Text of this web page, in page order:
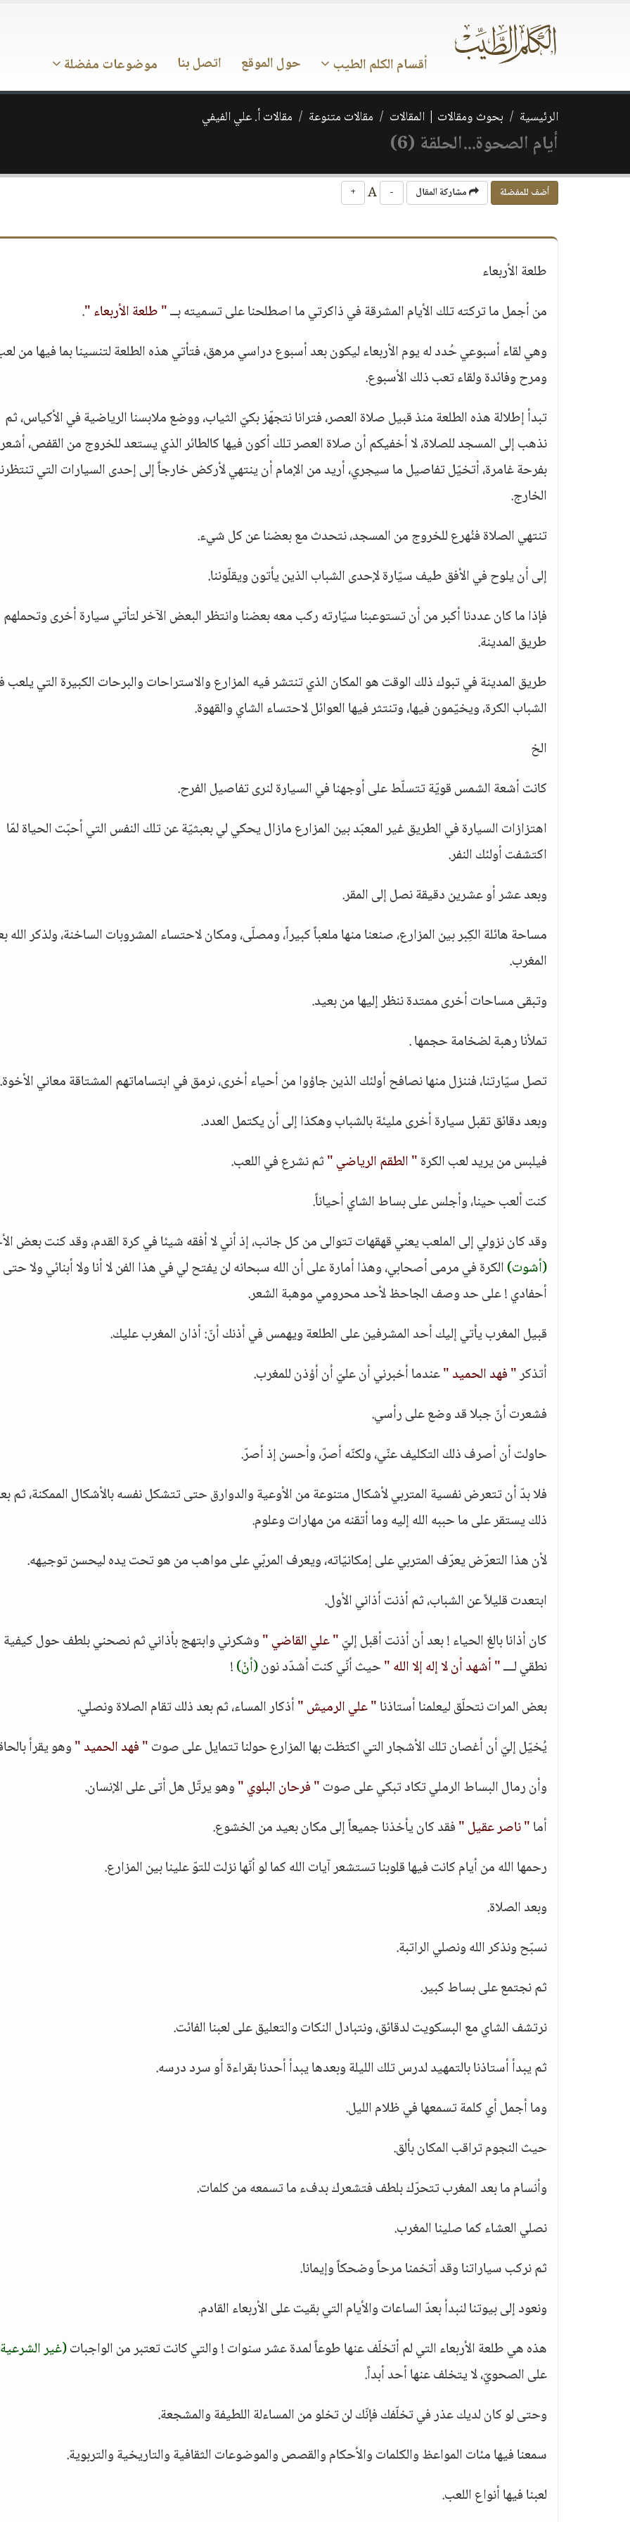
أقسام الكلم الطيب حول الموقع اتصل بنا موضوعات مفضلة
الرئيسية بحوث ومقالات | المقالات مقالات متنوعة مقالات أ. علي الفيفي
أيام الصحوة...الحلقة (6)
أضف للمفضلة مشاركة المقال -
+
طلعة الأربعاء
من أجمل ما تركته تلك الأيام المشرقة في ذاكرتي ما اصطلحنا على تسميته بــ" طلعة الأربعاء ".
وهي لقاء أسبوعي حُدد له يوم الأربعاء ليكون بعد أسبوع دراسي مرهق، فتأتي هذه الطلعة لتنسينا بما فيها من
ومرح وفائدة ولقاء تعب ذلك الأسبوع.
تبدأ إطلالة هذه الطلعة منذ قبيل صلاة العصر، فترانا نتجهّز بكيّ الثياب، ووضع ملابسنا الرياضية في الأكياس، ثم
نذهب إلى المسجد للصلاة، لا أخفيكم أن صلاة العصر تلك أكون فيها كالطائر الذي يستعد للخروج من القفص، أشعر
بفرحة غامرة، أتخيّل تفاصيل ما سيجري، أريد من الإمام أن ينتهي لأركض خارجاً إلى إحدى السيارات التي
الخارج.
تنتهي الصلاة فنُهرع للخروج من المسجد، نتحدث مع بعضنا عن كل شيء.
إلى أن يلوح في الأفق طيف سيّارة لإحدى الشباب الذين يأتون ويقلّوننا.
فإذا ما كان عددنا أكبر من أن تستوعبنا سيّارته ركب معه بعضنا وانتظر البعض الآخر لتأتي سيارة أخرى وتحملهم
طريق المدينة.
طريق المدينة في تبوك ذلك الوقت هو المكان الذي تنتشر فيه المزارع والاستراحات والبرحات الكبيرة التي يلعب
الشباب الكرة، ويخيّمون فيها، وتنتثر فيها العوائل لاحتساء الشاي والقهوة.
الخ
كانت أشعة الشمس قويّة تتسلّط على أوجهنا في السيارة لنرى تفاصيل الفرح.
اهتزازات السيارة في الطريق غير المعبّد بين المزارع مازال يحكي لي بعبثيّة عن تلك النفس التي أحبّت الحياة لمّا
اكتشفت أولئك النفر.
وبعد عشر أو عشرين دقيقة نصل إلى المقر.
مساحة هائلة الكِبر بين المزارع، صنعنا منها ملعباً كبيراً، ومصلّى، ومكان لاحتساء المشروبات الساخنة، ولذكر الله
المغرب.
وتبقى مساحات أخرى ممتدة ننظر إليها من بعيد.
تملأنا رهبة لضخامة حجمها .
تصل سيّارتنا، فننزل منها نصافح أولئك الذين جاؤوا من أحياء أخرى، نرمق في ابتساماتهم المشتاقة معاني الأخوة.
وبعد دقائق تقبل سيارة أخرى مليئة بالشباب وهكذا إلى أن يكتمل العدد.
فيلبس من يريد لعب الكرة" الطقم الرياضي "ثم نشرع في اللعب.
كنت ألعب حينا، وأجلس على بساط الشاي أحياناً.
وقد كان نزولي إلى الملعب يعني قهقهات تتوالى من كل جانب، إذ أني لا أفقه شيئا في كرة القدم، وقد كنت بعض
(أشوت)الكرة في مرمى أصحابي، وهذا أمارة على أن الله سبحانه لن يفتح لي في هذا الفن لا أنا ولا أبنائي ولا حتى
أحفادي ! على حد وصف الجاحظ لأحد محرومي موهبة الشعر.
قبيل المغرب يأتي إليك أحد المشرفين على الطلعة ويهمس في أذنك أنّ: أذان المغرب عليك.
أتذكر" فهد الحميد "عندما أخبرني أن عليّ أن أؤذن للمغرب.
فشعرت أنّ جبلا قد وضع على رأسي.
حاولت أن أصرف ذلك التكليف عنّي، ولكنّه أصرّ، وأحسن إذ أصرّ.
فلا بدّ أن تتعرض نفسية المتربي لأشكال متنوعة من الأوعية والدوارق حتى تتشكل نفسه بالأشكال الممكنة، ثم
ذلك يستقر على ما حببه الله إليه وما أتقنه من مهارات وعلوم.
لأن هذا التعرّض يعرّف المتربي على إمكانيّاته، ويعرف المربّي على مواهب من هو تحت يده ليحسن توجيهه.
ابتعدت قليلاً عن الشباب، ثم أذنت أذاني الأول.
كان أذانا بالغ الحياء ! بعد أن أذنت أقبل إليّ" علي القاضي "وشكرني وابتهج بأذاني ثم نصحني بلطف حول كيفية
نطقي لـــ" أشهد أن لا إله إلا الله "حيث أنّي كنت أشدّد نون(أنْ)!
بعض المرات نتحلّق ليعلمنا أستاذنا" علي الرميش "أذكار المساء، ثم بعد ذلك تقام الصلاة ونصلي.
يُخيّل إليّ أن أغصان تلك الأشجار التي اكتظت بها المزارع حولنا تتمايل على صوت" فهد الحميد "وهو يقرأ
وأن رمال البساط الرملي تكاد تبكي على صوت" فرحان البلوي "وهو يرتّل هل أتى على الإنسان.
أما" ناصر عقيل "فقد كان يأخذنا جميعاً إلى مكان بعيد من الخشوع.
رحمها الله من أيام كانت فيها قلوبنا تستشعر آيات الله كما لو أنّها نزلت للتوّ علينا بين المزارع.
وبعد الصلاة.
نسبّح ونذكر الله ونصلي الراتبة.
ثم نجتمع على بساط كبير.
نرتشف الشاي مع البسكويت لدقائق، ونتبادل النكات والتعليق على لعبنا الفائت.
ثم يبدأ أستاذنا بالتمهيد لدرس تلك الليلة وبعدها يبدأ أحدنا بقراءة أو سرد درسه.
وما أجمل أي كلمة تسمعها في ظلام الليل.
حيث النجوم تراقب المكان بألق.
وأنسام ما بعد المغرب تتحرّك بلطف فتشعرك بدفء ما تسمعه من كلمات.
نصلي العشاء كما صلينا المغرب.
ثم نركب سياراتنا وقد أتخمنا مرحاً وضحكاً وإيمانا.
ونعود إلى بيوتنا لنبدأ بعدّ الساعات والأيام التي بقيت على الأربعاء القادم.
هذه هي طلعة الأربعاء التي لم أتخلّف عنها طوعاً لمدة عشر سنوات ! والتي كانت تعتبر من الواجبات(غير
على الصحويّ، لا يتخلف عنها أحد أبداً.
وحتى لو كان لديك عذر في تخلّفك فإنّك لن تخلو من المساءلة اللطيفة والمشجعة.
سمعنا فيها مئات المواعظ والكلمات والأحكام والقصص والموضوعات الثقافية والتاريخية والتربوية.
لعبنا فيها أنواع اللعب.